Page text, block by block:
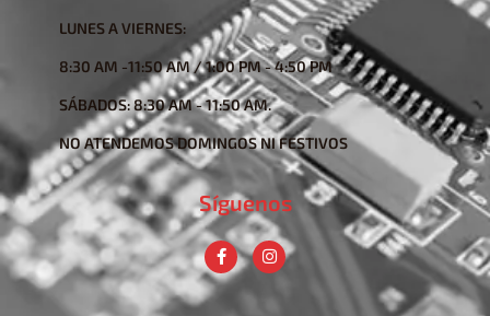
LUNES A VIERNES:
8:30 AM -11:50 AM / 1:00 PM - 4:50 PM
SÁBADOS: 8:30 AM - 11:50 AM.
NO ATENDEMOS DOMINGOS NI FESTIVOS
Síguenos